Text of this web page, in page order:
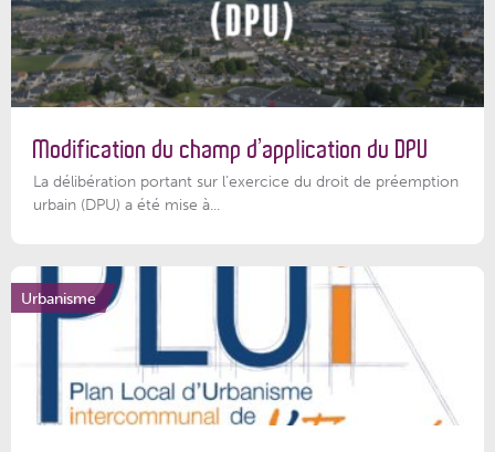
Modification du champ d’application du DPU
La délibération portant sur l’exercice du droit de préemption
urbain (DPU) a été mise à...
Urbanisme